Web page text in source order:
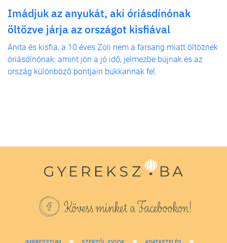
Imádjuk az anyukát, aki óriásdínónak
öltözve járja az országot kisfiával
Anita és kisfia, a 10 éves Zoli nem a farsang miatt öltöznek
óriásdínónak: amint jön a jó idő, jelmezbe bújnak és az
ország különböző pontjain bukkannak fel.
Kövess minket a Facebookon!